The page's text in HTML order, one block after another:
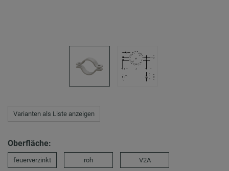
Varianten als Liste anzeigen
Oberfläche:
feuerverzinkt roh V2A